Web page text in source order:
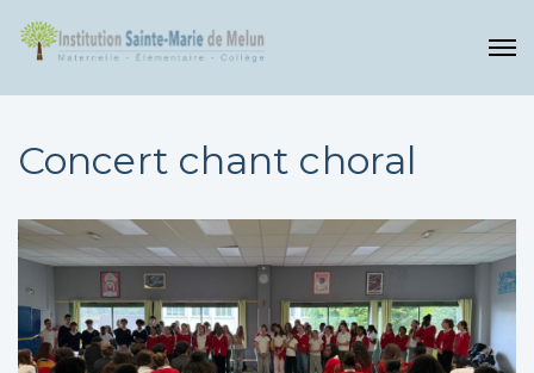
Concert chant choral